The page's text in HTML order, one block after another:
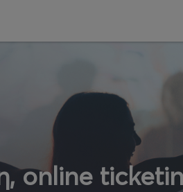
online